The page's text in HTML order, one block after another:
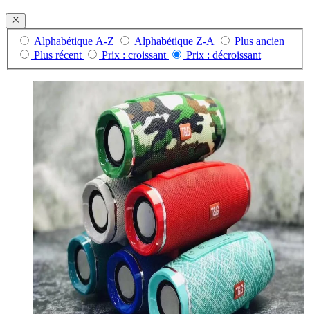
Alphabétique A-Z Alphabétique Z-A
Plus ancien
Plus récent
Prix : croissant Prix : décroissant